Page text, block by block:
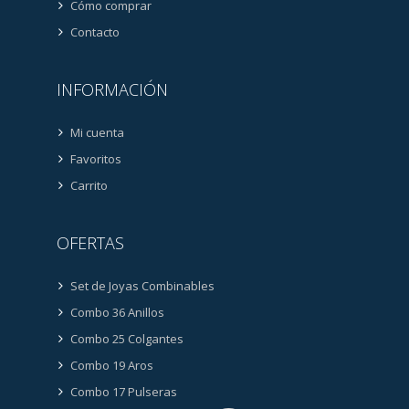
Cómo comprar
Contacto
INFORMACIÓN
Mi cuenta
Favoritos
Carrito
OFERTAS
Set de Joyas Combinables
Combo 36 Anillos
Combo 25 Colgantes
Combo 19 Aros
Combo 17 Pulseras